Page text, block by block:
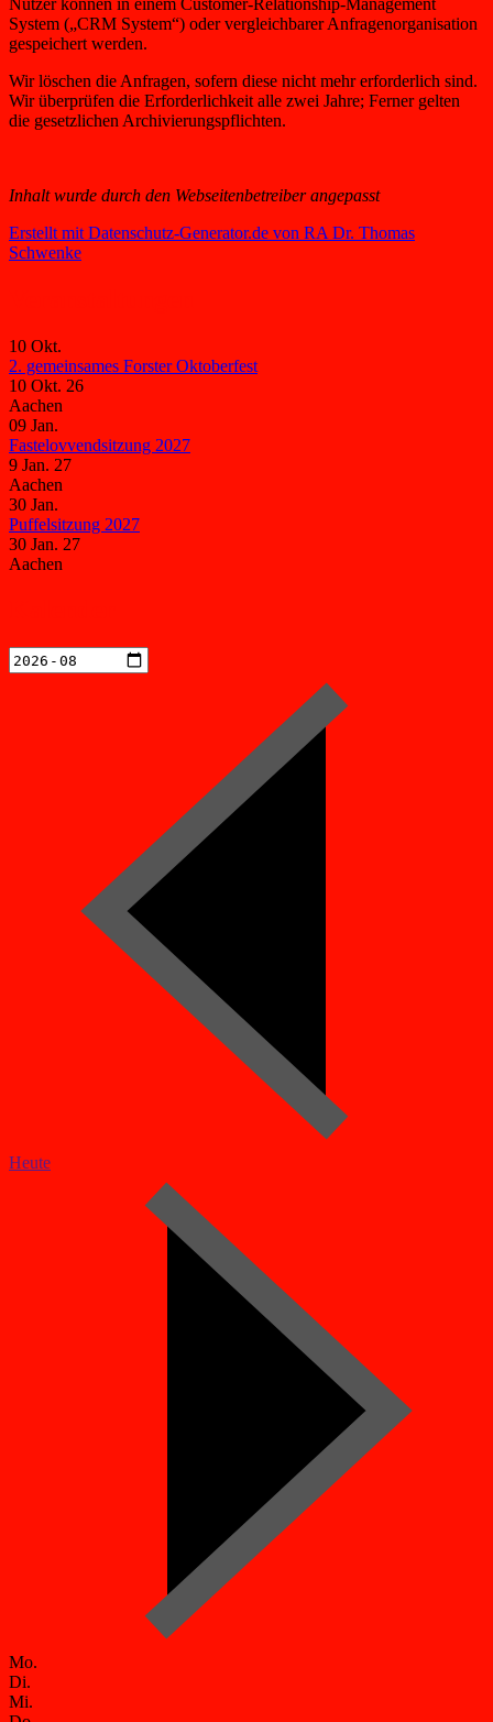
System („CRM System“) oder vergleichbarer Anfragenorganisation
gespeichert werden.
Wir löschen die Anfragen, sofern diese nicht mehr erforderlich sind.
Wir überprüfen die Erforderlichkeit alle zwei Jahre; Ferner gelten
die gesetzlichen Archivierungspflichten.
Inhalt wurde durch den Webseitenbetreiber angepasst
Erstellt mit Datenschutz-Generator.de von RA Dr. Thomas
Schwenke
10 Okt.
2. gemeinsames Forster Oktoberfest
10 Okt. 26
Aachen
09 Jan.
Fastelovvendsitzung 2027
9 Jan. 27
Aachen
30 Jan.
Puffelsitzung 2027
30 Jan. 27
Aachen
Heute
Mo.
Di.
Mi.